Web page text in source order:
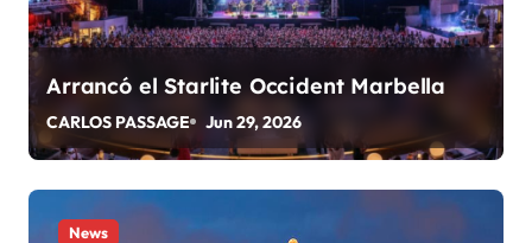
ó
n
d
e
e
Arrancó el Starlite Occident Marbella
CARLOS PASSAGE Jun 29, 2026
News